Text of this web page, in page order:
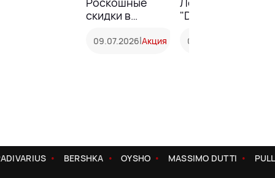
скидки в
09.07.2026|Акция
"DIAMANTE"!
08.05.2026
BERSHKA OYSHO MASSIMO DUTTI